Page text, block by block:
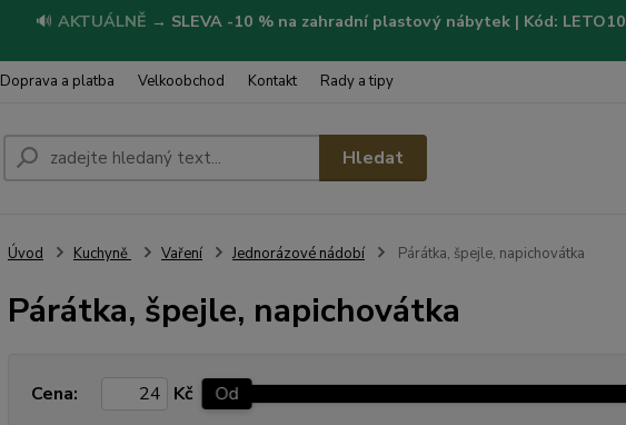
🔊 AKTUÁLNĚ → SLEVA -10 % na zahradní plastový nábytek | Kód: LETO10
Doprava a platba Velkoobchod Kontakt Rady a tipy
Hledat
Úvod Kuchyně Vaření Jednorázové nádobí Párátka, špejle, napichovátka
Párátka, špejle, napichovátka
Cena: Kč Od